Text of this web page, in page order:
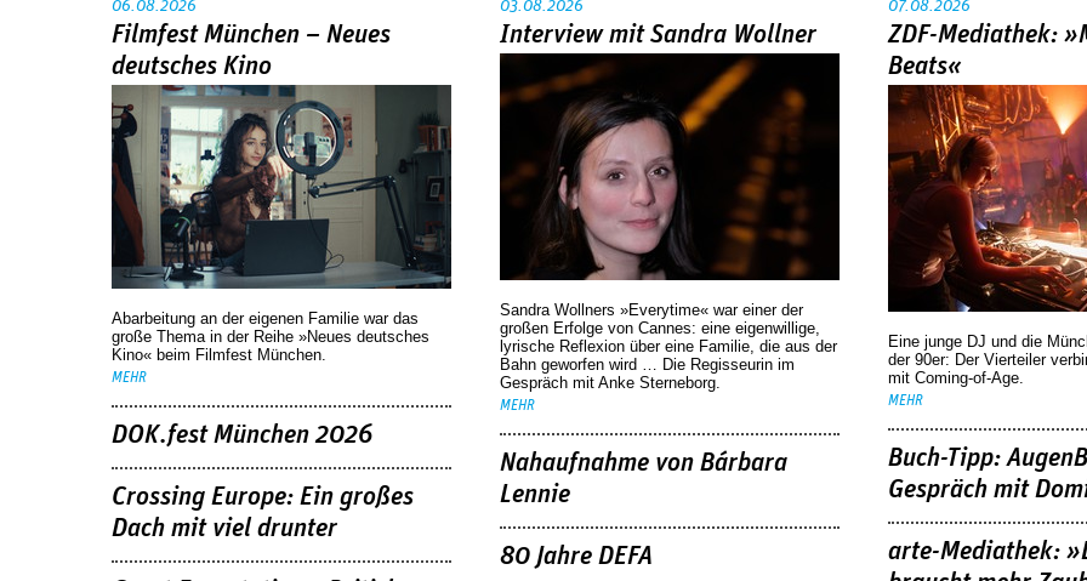
06.08.2026
Filmfest München – Neues
deutsches Kino
Abarbeitung an der eigenen Familie war das
große Thema in der Reihe »Neues deutsches
Kino« beim Filmfest München.
MEHR
DOK.fest München 2026
Crossing Europe: Ein großes
Dach mit viel drunter
03.08.2026
Interview mit Sandra Wollner
Sandra Wollners »Everytime« war einer der
großen Erfolge von Cannes: eine eigenwillige,
lyrische Reflexion über eine ­Familie, die aus der
Bahn geworfen wird … Die Regisseurin im
Gespräch mit Anke Sterneborg.
MEHR
Nahaufnahme von Bárbara
Lennie
80 Jahre DEFA
07.08.2026
ZDF-Mediathek:
Beats«
Eine junge DJ und die
der 90er: Der Vierteiler
mit Coming-of-Age.
MEHR
Buch-Tipp:
Gespräch mit
arte-Mediathek: